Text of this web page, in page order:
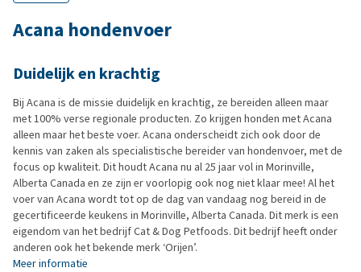
Acana hondenvoer
Duidelijk en krachtig
Bij Acana is de missie duidelijk en krachtig, ze bereiden alleen maar
met 100% verse regionale producten. Zo krijgen honden met Acana
alleen maar het beste voer. Acana onderscheidt zich ook door de
kennis van zaken als specialistische bereider van hondenvoer, met de
focus op kwaliteit. Dit houdt Acana nu al 25 jaar vol in Morinville,
Alberta Canada en ze zijn er voorlopig ook nog niet klaar mee! Al het
voer van Acana wordt tot op de dag van vandaag nog bereid in de
gecertificeerde keukens in Morinville, Alberta Canada. Dit merk is een
eigendom van het bedrijf Cat & Dog Petfoods. Dit bedrijf heeft onder
anderen ook het bekende merk ‘Orijen’.
Meer informatie